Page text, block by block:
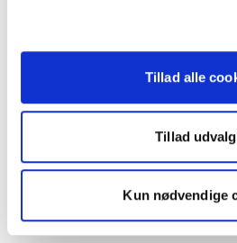
Tillad alle
Tillad
Kun nødvendige